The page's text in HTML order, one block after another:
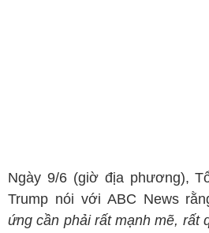
Ngày 9/6 (giờ địa phương),
Trump nói với ABC News
ứng cần phải rất mạnh mẽ, rất